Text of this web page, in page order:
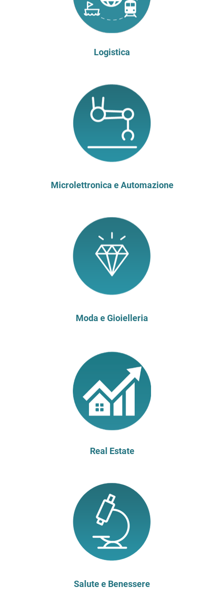
Logistica
Microlettronica e Automazione
Moda e Gioielleria
Real Estate
Salute e Benessere